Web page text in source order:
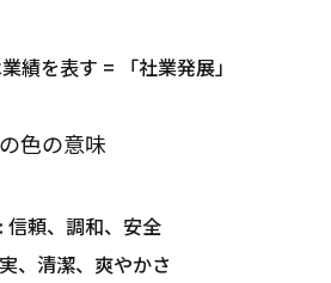
績を表す = 「社業発展」
輪の色の意味
: 信頼、調和、安全
、清潔、爽やかさ